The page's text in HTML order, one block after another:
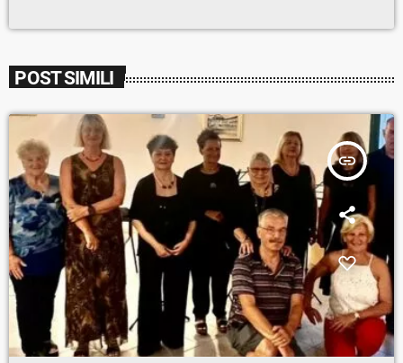
POST SIMILI
insert_link